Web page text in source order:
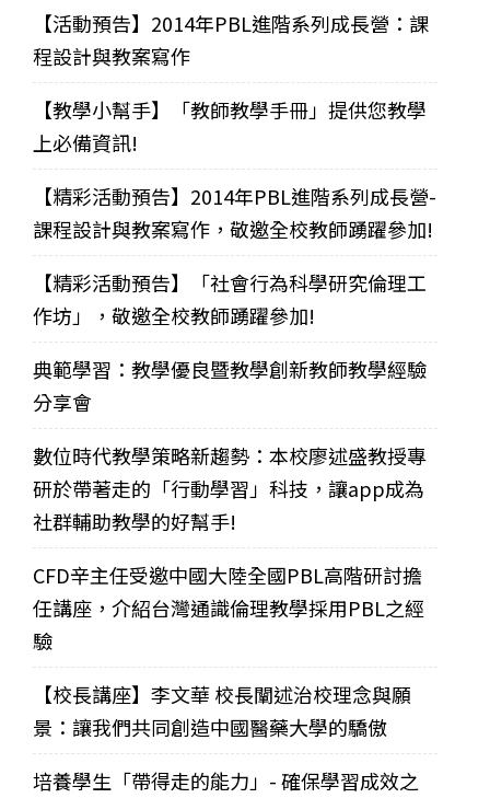
【活動預告】2014年PBL進階系列成長營：課
程設計與教案寫作
【教學小幫手】「教師教學手冊」提供您教學
上必備資訊!
【精彩活動預告】2014年PBL進階系列成長營-
課程設計與教案寫作，敬邀全校教師踴躍參加!
【精彩活動預告】「社會行為科學研究倫理工
作坊」，敬邀全校教師踴躍參加!
典範學習：教學優良暨教學創新教師教學經驗
分享會
數位時代教學策略新趨勢：本校廖述盛教授專
研於帶著走的「行動學習」科技，讓app成為
社群輔助教學的好幫手!
CFD辛主任受邀中國大陸全國PBL高階研討擔
任講座，介紹台灣通識倫理教學採用PBL之經
驗
【校長講座】李文華 校長闡述治校理念與願
景：讓我們共同創造中國醫藥大學的驕傲
培養學生「帶得走的能力」- 確保學習成效之